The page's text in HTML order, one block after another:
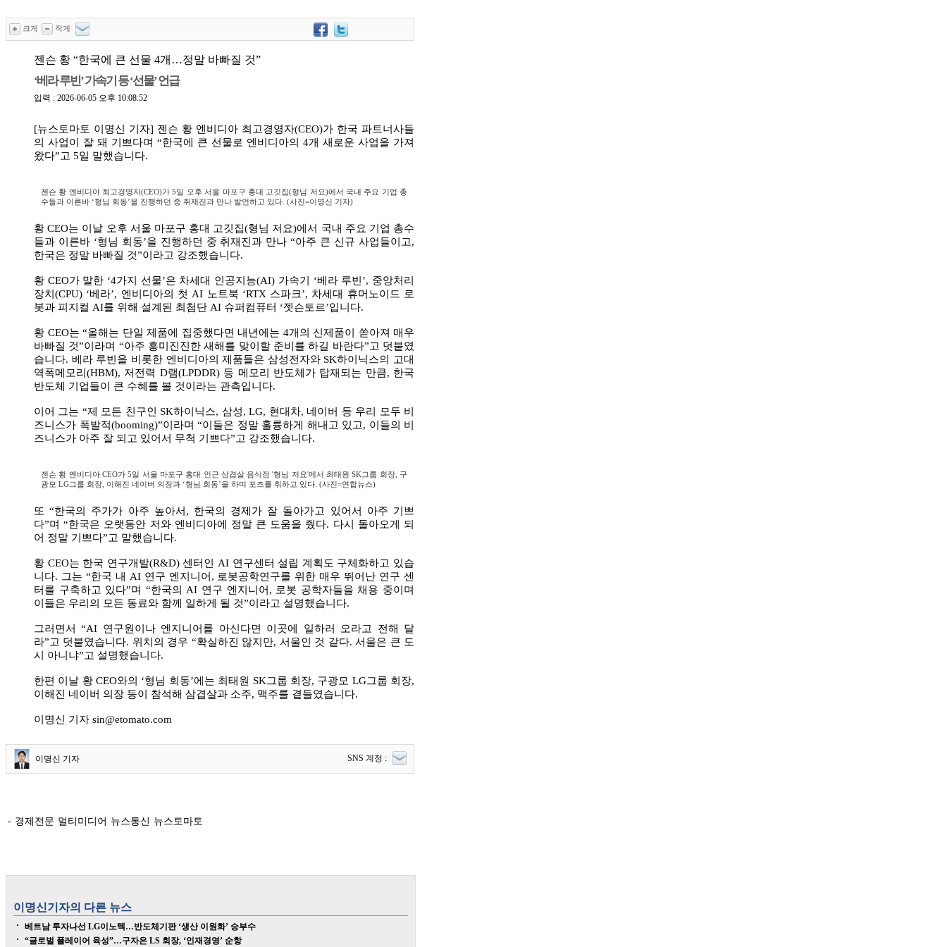
크게 작게
젠슨 황 “한국에 큰 선물 4개…정말 바빠질 것”
‘베라 루빈’ 가속기 등 ‘선물’ 언급
입력 : 2026-06-05 오후 10:08:52
[뉴스토마토 이명신 기자] 젠슨 황 엔비디아 최고경영자(CEO)가 한국 파트너사들
의 사업이 잘 돼 기쁘다며 “한국에 큰 선물로 엔비디아의 4개 새로운 사업을 가져
왔다”고 5일 말했습니다.
젠슨 황 엔비디아 최고경영자(CEO)가 5일 오후 서울 마포구 홍대 고깃집(형님 저요)에서 국내 주요 기업 총
수들과 이른바 ‘형님 회동’을 진행하던 중 취재진과 만나 발언하고 있다. (사진=이명신 기자)
황 CEO는 이날 오후 서울 마포구 홍대 고깃집(형님 저요)에서 국내 주요 기업 총수
들과 이른바 ‘형님 회동’을 진행하던 중 취재진과 만나 “아주 큰 신규 사업들이고,
한국은 정말 바빠질 것”이라고 강조했습니다.
황 CEO가 말한 ‘4가지 선물’은 차세대 인공지능(AI) 가속기 ‘베라 루빈’, 중앙처리
장치(CPU) ‘베라’, 엔비디아의 첫 AI 노트북 ‘RTX 스파크’, 차세대 휴머노이드 로
봇과 피지컬 AI를 위해 설계된 최첨단 AI 슈퍼컴퓨터 ‘젯슨토르’입니다.
황 CEO는 “올해는 단일 제품에 집중했다면 내년에는 4개의 신제품이 쏟아져 매우
바빠질 것”이라며 “아주 흥미진진한 새해를 맞이할 준비를 하길 바란다”고 덧붙였
습니다. 베라 루빈을 비롯한 엔비디아의 제품들은 삼성전자와 SK하이닉스의 고대
역폭메모리(HBM), 저전력 D램(LPDDR) 등 메모리 반도체가 탑재되는 만큼, 한국
반도체 기업들이 큰 수혜를 볼 것이라는 관측입니다.
이어 그는 “제 모든 친구인 SK하이닉스, 삼성, LG, 현대차, 네이버 등 우리 모두 비
즈니스가 폭발적(booming)”이라며 “이들은 정말 훌륭하게 해내고 있고, 이들의 비
즈니스가 아주 잘 되고 있어서 무척 기쁘다”고 강조했습니다.
젠슨 황 엔비디아 CEO가 5일 서울 마포구 홍대 인근 삼겹살 음식점 '형님 저요'에서 최태원 SK그룹 회장, 구
광모 LG그룹 회장, 이해진 네이버 의장과 ‘형님 회동’을 하며 포즈를 취하고 있다. (사진=연합뉴스)
또 “한국의 주가가 아주 높아서, 한국의 경제가 잘 돌아가고 있어서 아주 기쁘
다”며 “한국은 오랫동안 저와 엔비디아에 정말 큰 도움을 줬다. 다시 돌아오게 되
어 정말 기쁘다”고 말했습니다.
황 CEO는 한국 연구개발(R&D) 센터인 AI 연구센터 설립 계획도 구체화하고 있습
니다. 그는 “한국 내 AI 연구 엔지니어, 로봇공학연구를 위한 매우 뛰어난 연구 센
터를 구축하고 있다”며 “한국의 AI 연구 엔지니어, 로봇 공학자들을 채용 중이며
이들은 우리의 모든 동료와 함께 일하게 될 것”이라고 설명했습니다.
그러면서 “AI 연구원이나 엔지니어를 아신다면 이곳에 일하러 오라고 전해 달
라”고 덧붙였습니다. 위치의 경우 “확실하진 않지만, 서울인 것 같다. 서울은 큰 도
시 아니냐”고 설명했습니다.
한편 이날 황 CEO와의 ‘형님 회동’에는 최태원 SK그룹 회장, 구광모 LG그룹 회장,
이해진 네이버 의장 등이 참석해 삼겹살과 소주, 맥주를 곁들였습니다.
이명신 기자 sin@etomato.com
이명신 기자 SNS 계정 :
- 경제전문 멀티미디어 뉴스통신 뉴스토마토
이명신기자의 다른 뉴스
베트남 투자나선 LG이노텍…반도체기판 ‘생산 이원화’ 승부수
“글로벌 플레이어 육성”…구자은 LS 회장, ‘인재경영’ 순항